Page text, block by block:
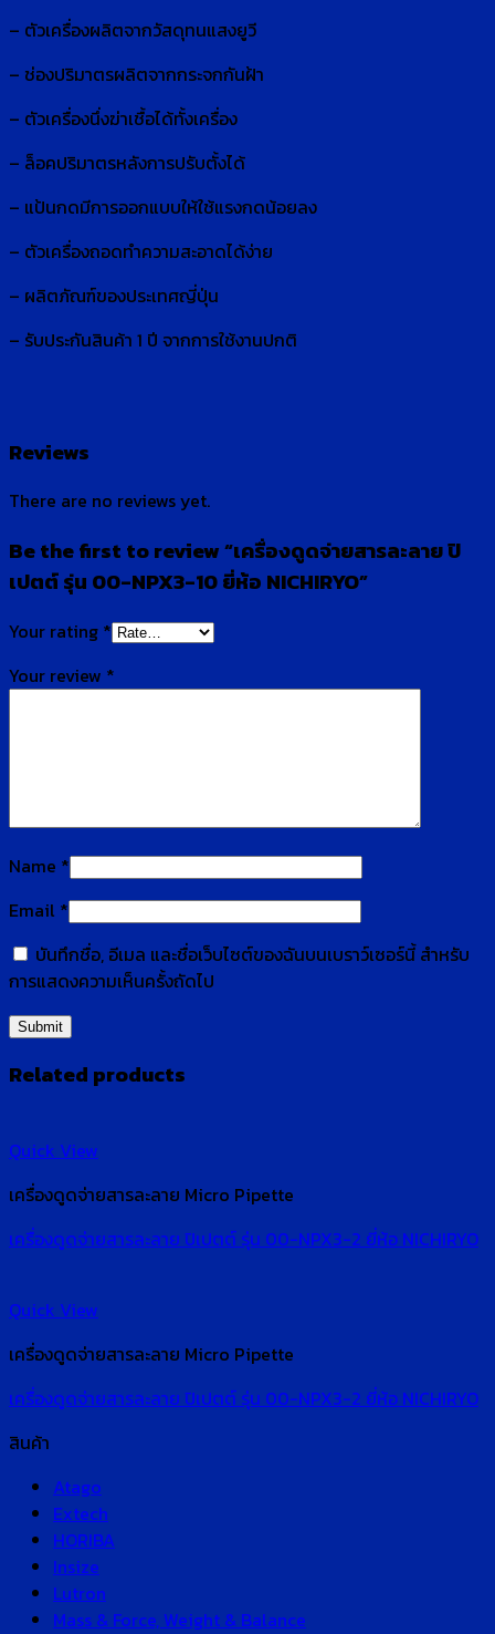
– ตัวเครื่องผลิตจากวัสดุทนแสงยูวี
– ช่องปริมาตรผลิตจากกระจกกันฝ้า
– ตัวเครื่องนึ่งฆ่าเชื้อได้ทั้งเครื่อง
– ล็อคปริมาตรหลังการปรับตั้งได้
– แป้นกดมีการออกแบบให้ใช้แรงกดน้อยลง
– ตัวเครื่องถอดทำความสะอาดได้ง่าย
– ผลิตภัณฑ์ของประเทศญี่ปุ่น
– รับประกันสินค้า 1 ปี จากการใช้งานปกติ
Reviews
There are no reviews yet.
Be the first to review “เครื่องดูดจ่ายสารละลาย ปิ
เปตต์ รุ่น 00-NPX3-10 ยี่ห้อ NICHIRYO”
Your rating *
Your review *
Name *
Email *
บันทึกชื่อ, อีเมล และชื่อเว็บไซต์ของฉันบนเบราว์เซอร์นี้ สำหรับ
การแสดงความเห็นครั้งถัดไป
Related products
Quick View
เครื่องดูดจ่ายสารละลาย Micro Pipette
เครื่องดูดจ่ายสารละลาย ปิเปตต์ รุ่น 00-NPX3-2 ยี่ห้อ NICHIRYO
Quick View
เครื่องดูดจ่ายสารละลาย Micro Pipette
เครื่องดูดจ่ายสารละลาย ปิเปตต์ รุ่น 00-NPX3-2 ยี่ห้อ NICHIRYO
สินค้า
Atago
Extech
HORIBA
Insize
Lutron
Mass & Force, Weight & Balance